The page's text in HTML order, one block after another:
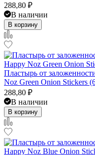
288,80 ₽
В наличии
В корзину
Пластырь от
Noz Green Onion Stickers
288,80 ₽
В наличии
В корзину